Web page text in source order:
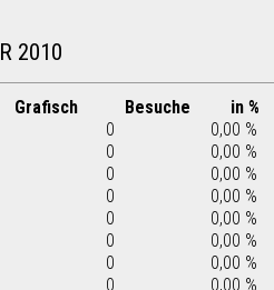
2010
Grafisch Besuche in %
0
0,00 %
0
0,00 %
0
0,00 %
0
0,00 %
0
0,00 %
0
0,00 %
0
0,00 %
0
0,00 %